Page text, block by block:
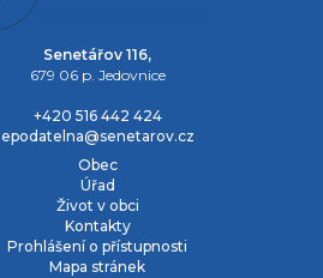
Senetářov 116,
679 06 p. Jedovnice
+420 516 442 424
epodatelna@senetarov.cz
Obec
Úřad
Život v obci
Kontakty
Prohlášení o přístupnosti
Mapa stránek